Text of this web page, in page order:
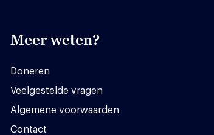
Meer weten?
Doneren
Veelgestelde vragen
Algemene voorwaarden
Contact